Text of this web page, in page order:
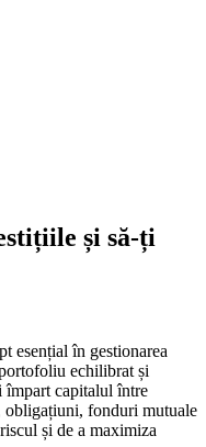
și să-ți
esențial în gestionarea
echilibrat și
capitalul între
obligațiuni, fonduri mutuale
și de a maximiza